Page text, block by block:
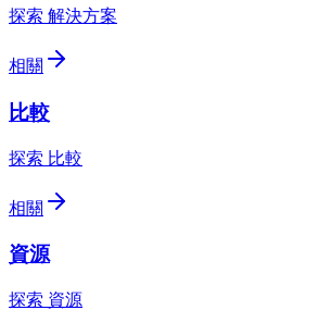
探索 解決方案
相關
比較
探索 比較
相關
資源
探索 資源